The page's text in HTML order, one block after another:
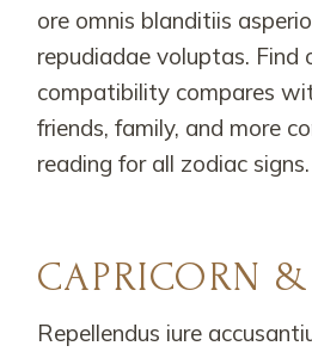
ore omnis blanditiis
repudiadae voluptas. Find
compatibility compares
friends, family, and more
reading for all zodiac signs.
CAPRICORN &
Repellendus iure